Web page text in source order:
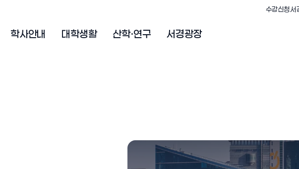
수강신청(새
서
학사안내 대학생활 산학·연구 서경광장